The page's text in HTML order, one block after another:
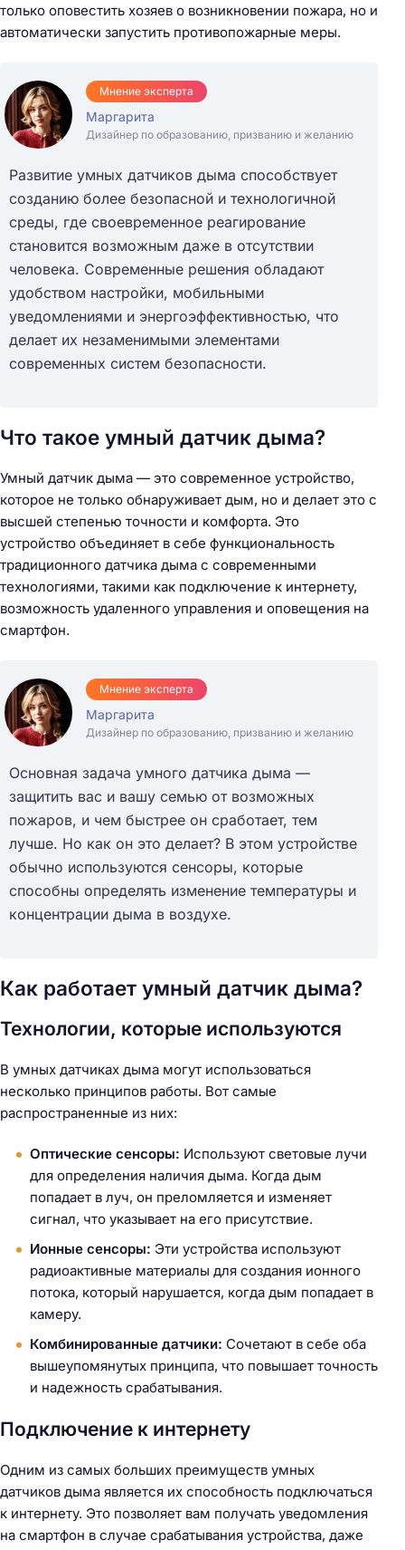
только оповестить хозяев о возникновении пожара, но и
автоматически запустить противопожарные меры.
Мнение эксперта
Маргарита
Дизайнер по образованию, призванию и желанию
Развитие умных датчиков дыма способствует
созданию более безопасной и технологичной
среды, где своевременное реагирование
становится возможным даже в отсутствии
человека. Современные решения обладают
удобством настройки, мобильными
уведомлениями и энергоэффективностью, что
делает их незаменимыми элементами
современных систем безопасности.
Что такое умный датчик дыма?
Умный датчик дыма — это современное устройство,
которое не только обнаруживает дым, но и делает это с
высшей степенью точности и комфорта. Это
устройство объединяет в себе функциональность
традиционного датчика дыма с современными
технологиями, такими как подключение к интернету,
возможность удаленного управления и оповещения на
смартфон.
Мнение эксперта
Маргарита
Дизайнер по образованию, призванию и желанию
Основная задача умного датчика дыма —
защитить вас и вашу семью от возможных
пожаров, и чем быстрее он сработает, тем
лучше. Но как он это делает? В этом устройстве
обычно используются сенсоры, которые
способны определять изменение температуры и
концентрации дыма в воздухе.
Как работает умный датчик дыма?
Технологии, которые используются
В умных датчиках дыма могут использоваться
несколько принципов работы. Вот самые
распространенные из них:
Оптические сенсоры: Используют световые лучи
для определения наличия дыма. Когда дым
попадает в луч, он преломляется и изменяет
сигнал, что указывает на его присутствие.
Ионные сенсоры: Эти устройства используют
радиоактивные материалы для создания ионного
потока, который нарушается, когда дым попадает в
камеру.
Комбинированные датчики: Сочетают в себе оба
вышеупомянутых принципа, что повышает точность
и надежность срабатывания.
Подключение к интернету
Одним из самых больших преимуществ умных
датчиков дыма является их способность подключаться
к интернету. Это позволяет вам получать уведомления
на смартфон в случае срабатывания устройства, даже